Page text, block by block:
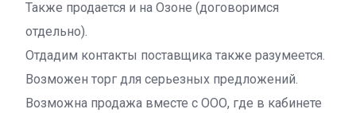
Также продается и на Озоне (договоримся
отдельно).
Отдадим контакты поставщика также разумеется.
Возможен торг для серьезных предложений.
Возможна продажа вместе с ООО, где в кабинете